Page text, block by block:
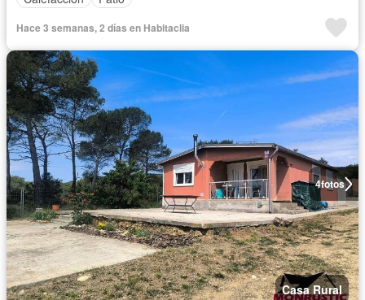
Hace 3 semanas, 2 días en Habitaclia
4fotos
Casa Rural